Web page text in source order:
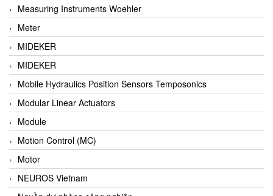
Basco
Baumer
Baumuller Vietnam
Baykee
BBC Bircher Smart Access
BCS ITALY
BEA SENSORS
Beacon Extender
Beckhoff
Bedook
Measuring Instruments Woehler
Meter
MIDEKER
MIDEKER
Mobile Hydraulics Position Sensors Temposonics
Modular Linear Actuators
Module
Motion Control (MC)
Motor
NEUROS Vietnam